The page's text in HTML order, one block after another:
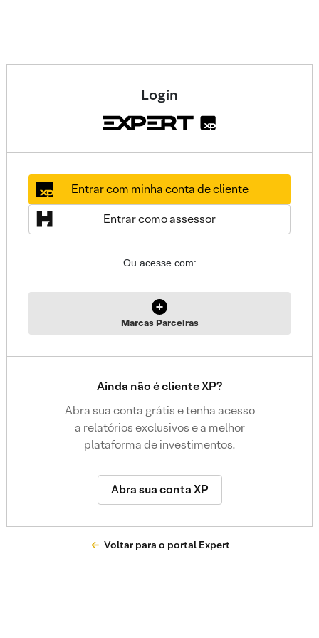
Login
Entrar com minha conta de cliente
Entrar como assessor
Ou acesse com:
Marcas Parceiras
Ainda não é cliente XP?
Abra sua conta grátis e tenha acesso
a relatórios exclusivos e a melhor
plataforma de investimentos.
Abra sua conta XP
Voltar para o portal Expert